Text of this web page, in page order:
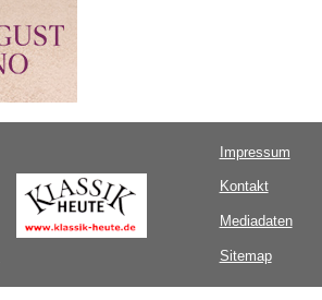
Impressum
Kontakt
Mediadaten
Sitemap